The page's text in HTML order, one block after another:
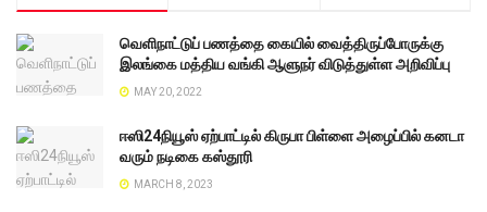
வெளிநாட்டுப் பணத்தை கையில் வைத்திருப்போருக்கு
இலங்கை மத்திய வங்கி ஆளுநர் விடுத்துள்ள அறிவிப்பு
MAY 20, 2022
ஈஸி24நியூஸ் ஏற்பாட்டில் கிருபா பிள்ளை அழைப்பில் கனடா
வரும் நடிகை கஸ்தூரி
MARCH 8, 2023